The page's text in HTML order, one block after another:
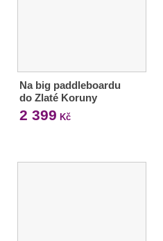
Na big paddleboardu
do Zlaté Koruny
2 399 Kč